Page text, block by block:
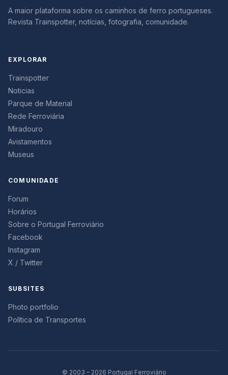
A maior plataforma sobre os caminhos de ferro portugueses.
Revista Trainspotter, notícias, fotografia, comunidade.
EXPLORAR
Trainspotter
Noticias
Parque de Material
Rede Ferroviária
Miradouro
Avistamentos
Museus
COMUNIDADE
Forum
Horários
Sobre o Portugal Ferroviário
Facebook
Instagram
X / Twitter
SUBSITES
Photo portfolio
Política de Transportes
© 2003 – 2026 Portugal Ferroviário